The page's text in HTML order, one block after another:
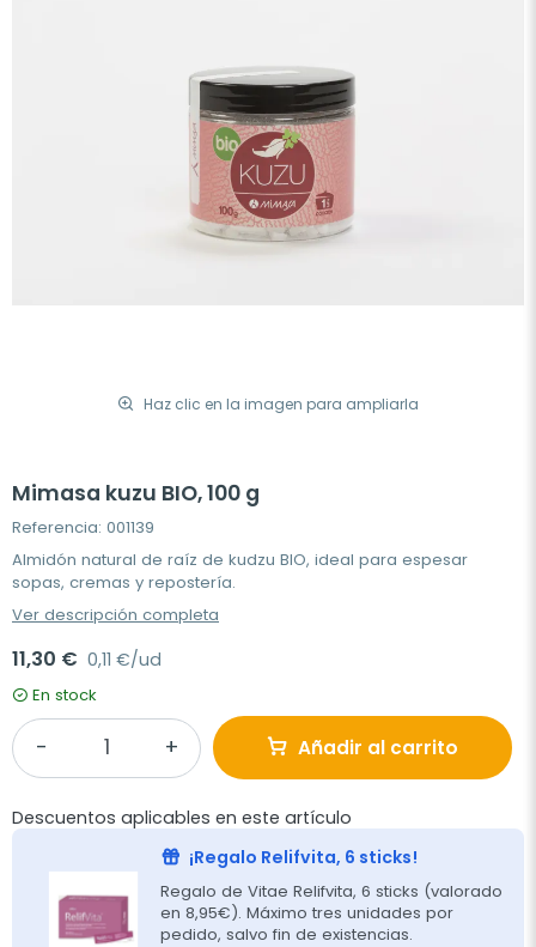
Haz clic en la imagen para ampliarla
Mimasa kuzu BIO, 100 g
Referencia: 001139
Almidón natural de raíz de kudzu BIO, ideal para espesar
sopas, cremas y repostería.
Ver descripción completa
11,30 € 0,11 €/ud
En stock
Añadir al carrito
Descuentos aplicables en este artículo
¡Regalo Relifvita, 6 sticks!
Regalo de Vitae Relifvita, 6 sticks (valorado
en 8,95€). Máximo tres unidades por
pedido, salvo fin de existencias.